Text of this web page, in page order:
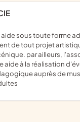
de tout projet
par ailleurs,
aide à la réalisation
auprès de